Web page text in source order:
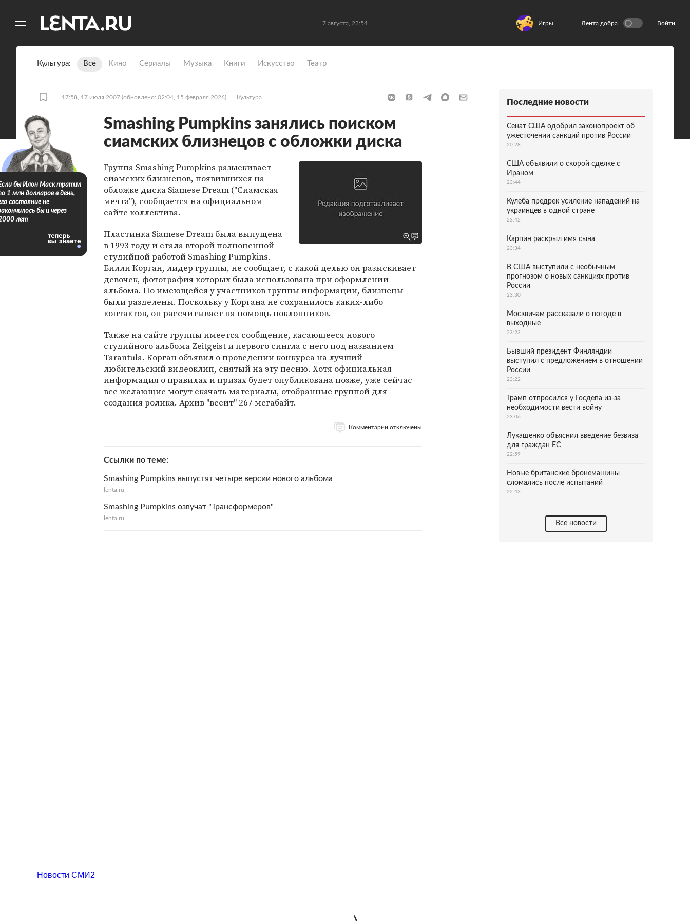
7 августа, 23:54 Игры Лента добра Войти
Культура Все Кино Сериалы Музыка Книги Искусство Театр
17:58, 17 июля 2007 (обновлено: 02:04, 15 февраля 2026) Культура
Smashing Pumpkins занялись поиском
сиамских близнецов с обложки диска
Группа Smashing Pumpkins разыскивает
сиамских близнецов, появившихся на
обложке диска Siamese Dream ("Сиамская
мечта"), сообщается на официальном
сайте коллектива.
Пластинка Siamese Dream была выпущена
в 1993 году и стала второй полноценной
студийной работой Smashing Pumpkins.
Билли Корган, лидер группы, не сообщает, с какой целью он разыскивает
девочек, фотография которых была использована при оформлении
альбома. По имеющейся у участников группы информации, близнецы
были разделены. Поскольку у Коргана не сохранилось каких-либо
контактов, он рассчитывает на помощь поклонников.
Также на сайте группы имеется сообщение, касающееся нового
студийного альбома Zeitgeist и первого сингла с него под названием
Tarantula. Корган объявил о проведении конкурса на лучший
любительский видеоклип, снятый на эту песню. Хотя официальная
информация о правилах и призах будет опубликована позже, уже сейчас
все желающие могут скачать материалы, отобранные группой для
создания ролика. Архив "весит" 267 мегабайт.
Комментарии отключены
Ссылки по теме
Smashing Pumpkins выпустят четыре версии нового альбома
lenta.ru
Smashing Pumpkins озвучат "Трансформеров"
lenta.ru
бы Илон Маск тратил
1 млн долларов в день,
состояние не
бы и через
лет
Последние новости
Сенат США одобрил законопроект об
ужесточении санкций против России
20:28
США объявили о скорой сделке с
Ираном
23:44
Кулеба предрек усиление нападений на
украинцев в одной стране
23:42
Карпин раскрыл имя сына
23:34
В США выступили с необычным
прогнозом о новых санкциях против
России
23:30
Москвичам рассказали о погоде в
выходные
23:23
Бывший президент Финляндии
выступил с предложением в отношении
России
23:22
Трамп отпросился у Госдепа из-за
необходимости вести войну
23:06
Лукашенко объяснил введение безвиза
для граждан ЕС
22:59
Новые британские бронемашины
сломались после испытаний
22:43
Все новости
Новости СМИ2